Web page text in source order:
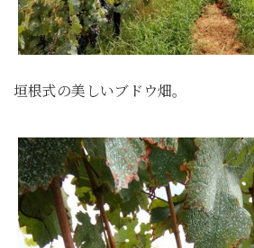
垣根式の美しいブドウ畑。